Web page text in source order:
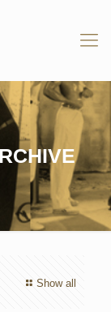
Show all